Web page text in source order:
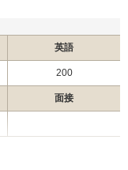
英語
200
面接